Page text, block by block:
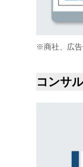
※商社、広告
コンサ